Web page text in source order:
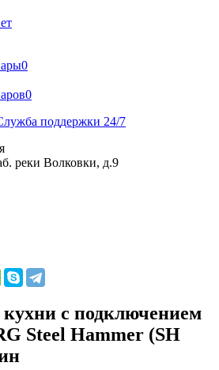
0
0
поддержки 24/7
реки Волковки, д.9
с подключением
Steel Hammer (SH